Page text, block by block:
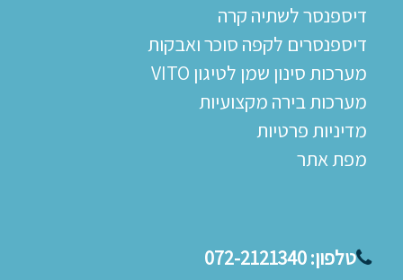
דיספנסר לשתיה קרה
דיספנסרים לקפה סוכר ואבקות
מערכות סינון שמן לטיגון VITO
מערכות בירה מקצועיות
מדיניות פרטיות
מפת אתר
טלפון:072-2121340